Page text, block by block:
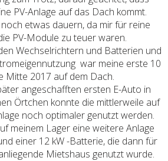
PV-Anlage auf das Dach kommt.
etwas dauern, da mir für reine
PV-Module zu teuer waren.
Wechselrichtern und Batterien und
war meine erste 10
Mitte 2017 auf dem Dach.
angeschafften ersten E-Auto in
Örtchen konnte die mittlerweile auf
noch optimaler genutzt werden.
meinem Lager eine weitere Anlage
einer 12 kW -Batterie, die dann für
Mietshaus genutzt wurde.